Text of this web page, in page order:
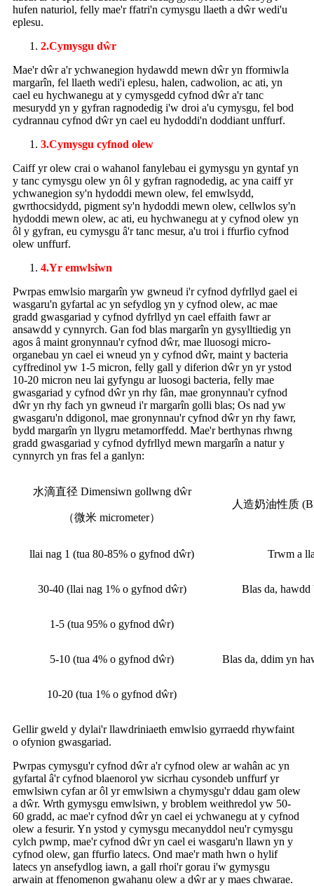
hufen naturiol, felly mae'r ffatri'n cymysgu llaeth a dŵr wedi'u
eplesu.
2.Cymysgu dŵr
Mae'r dŵr a'r ychwanegion hydawdd mewn dŵr yn fformiwla
margarîn, fel llaeth wedi'i eplesu, halen, cadwolion, ac ati, yn
cael eu hychwanegu at y cymysgedd cyfnod dŵr a'r tanc
mesurydd yn y gyfran ragnodedig i'w droi a'u cymysgu, fel bod
cydrannau cyfnod dŵr yn cael eu hydoddi'n doddiant unffurf.
3.Cymysgu cyfnod olew
Caiff yr olew crai o wahanol fanylebau ei gymysgu yn gyntaf yn
y tanc cymysgu olew yn ôl y gyfran ragnodedig, ac yna caiff yr
ychwanegion sy'n hydoddi mewn olew, fel emwlsydd,
gwrthocsidydd, pigment sy'n hydoddi mewn olew, cellwlos sy'n
hydoddi mewn olew, ac ati, eu hychwanegu at y cyfnod olew yn
ôl y gyfran, eu cymysgu â'r tanc mesur, a'u troi i ffurfio cyfnod
olew unffurf.
4.Yr emwlsiwn
Pwrpas emwlsio margarîn yw gwneud i'r cyfnod dyfrllyd gael ei
wasgaru'n gyfartal ac yn sefydlog yn y cyfnod olew, ac mae
gradd gwasgariad y cyfnod dyfrllyd yn cael effaith fawr ar
ansawdd y cynnyrch. Gan fod blas margarîn yn gysylltiedig yn
agos â maint gronynnau'r cyfnod dŵr, mae lluosogi micro-
organebau yn cael ei wneud yn y cyfnod dŵr, maint y bacteria
cyffredinol yw 1-5 micron, felly gall y diferion dŵr yn yr ystod
10-20 micron neu lai gyfyngu ar luosogi bacteria, felly mae
gwasgariad y cyfnod dŵr yn rhy fân, mae gronynnau'r cyfnod
dŵr yn rhy fach yn gwneud i'r margarîn golli blas; Os nad yw
gwasgaru'n ddigonol, mae gronynnau'r cyfnod dŵr yn rhy fawr,
bydd margarîn yn llygru metamorffedd. Mae'r berthynas rhwng
gradd gwasgariad y cyfnod dyfrllyd mewn margarîn a natur y
cynnyrch yn fras fel a ganlyn:
水滴直径 Dimensiwn gollwng dŵr
（微米 micrometer）
人造奶油性质
llai nag 1 (tua 80-85% o gyfnod dŵr) Trwm a
30-40 (llai nag 1% o gyfnod dŵr) Blas da,
1-5 (tua 95% o gyfnod dŵr)
Blas da, ddim yn
5-10 (tua 4% o gyfnod dŵr)
10-20 (tua 1% o gyfnod dŵr)
Gellir gweld y dylai'r llawdriniaeth emwlsio gyrraedd rhywfaint
o ofynion gwasgariad.
Pwrpas cymysgu'r cyfnod dŵr a'r cyfnod olew ar wahân ac yn
gyfartal â'r cyfnod blaenorol yw sicrhau cysondeb unffurf yr
emwlsiwn cyfan ar ôl yr emwlsiwn a chymysgu'r ddau gam olew
a dŵr. Wrth gymysgu emwlsiwn, y broblem weithredol yw 50-
60 gradd, ac mae'r cyfnod dŵr yn cael ei ychwanegu at y cyfnod
olew a fesurir. Yn ystod y cymysgu mecanyddol neu'r cymysgu
cylch pwmp, mae'r cyfnod dŵr yn cael ei wasgaru'n llawn yn y
cyfnod olew, gan ffurfio latecs. Ond mae'r math hwn o hylif
latecs yn ansefydlog iawn, a gall rhoi'r gorau i'w gymysgu
arwain at ffenomenon gwahanu olew a dŵr ar y maes chwarae.